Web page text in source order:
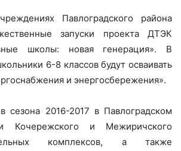
Павлоградского района
запуски проекта ДТЭК
школы: новая генерация». В
6-8 классов будут осваивать
и энергосбережения».
сезона 2016-2017 в Павлоградском
Кочережского и Межиричского
комплексов, а также